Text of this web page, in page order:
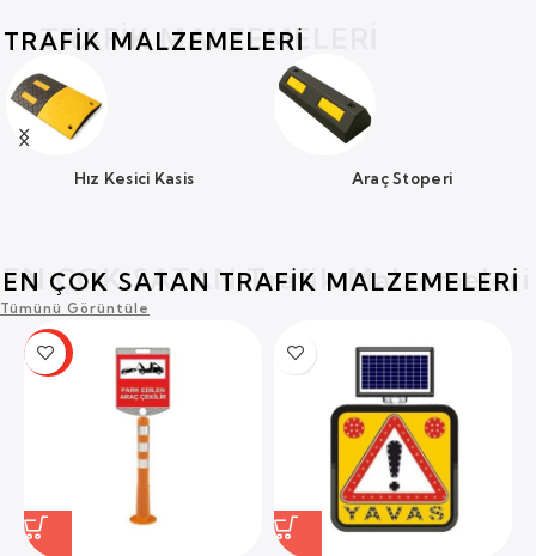
TRAFİK MALZEMELERİ
Hız Kesici Kasis Araç Stoperi
TRAFİK MALZEMELERİ
EN ÇOK SATAN TRAFIK MALZEMELERI
Tümünü Görüntüle
EN ÇOK SATAN Trafik Malzemeleri
-50%